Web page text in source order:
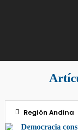
Región Andina